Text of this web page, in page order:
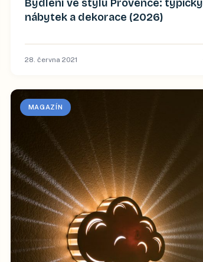
Bydlení ve stylu Provence: typický
nábytek a dekorace (2026)
28. června 2021
MAGAZÍN